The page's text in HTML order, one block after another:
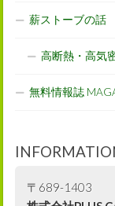
薪ストーブの話
高断熱・高気
無料情報誌
〒689-1403